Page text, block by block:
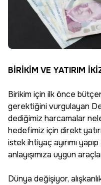
BİRİKİM VE YATIRIM
Birikim için ilk önce
gerektiğini vurgulayan
dediğimiz harcamalar
hedefimiz için direkt
istek ihtiyaç ayırımı
anlayışımıza uygun
Dünya değişiyor,